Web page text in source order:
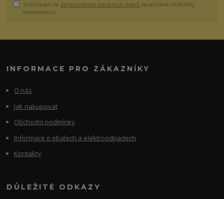
Souhlasím se zpracováním osobních údajů za účelem rozesílky
newsletteru.
INFORMACE PRO ZÁKAZNÍKY
O nás
Jak nakupovat
Obchodní podmínky
Informace o obalech a elektroodpadech
Kontakty
DŮLEŽITÉ ODKAZY